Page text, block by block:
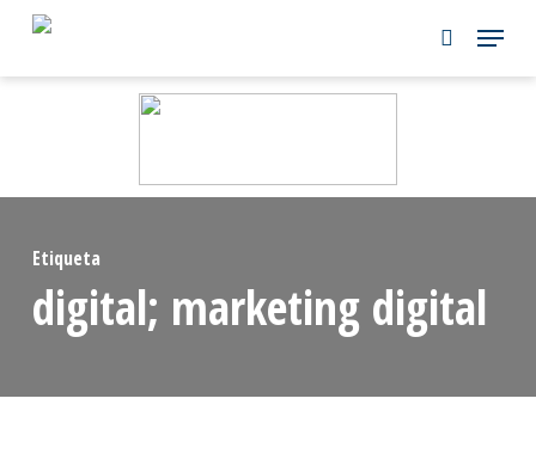
Skip
Etiqueta
digital; marketing digital